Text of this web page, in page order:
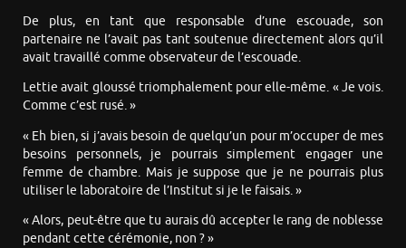
De plus, en tant que responsable d’une escouade, son
partenaire ne l’avait pas tant soutenue directement alors qu’il
avait travaillé comme observateur de l’escouade.
Lettie avait gloussé triomphalement pour elle-même. « Je vois.
Comme c’est rusé. »
« Eh bien, si j’avais besoin de quelqu’un pour m’occuper de mes
besoins personnels, je pourrais simplement engager une
femme de chambre. Mais je suppose que je ne pourrais plus
utiliser le laboratoire de l’Institut si je le faisais. »
« Alors, peut-être que tu aurais dû accepter le rang de noblesse
pendant cette cérémonie, non ? »